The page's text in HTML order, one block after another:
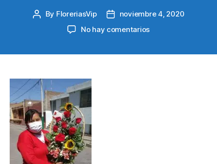
Post
By FloreriasVip
Postnoviembre 4, 2020
No hay comentariosen